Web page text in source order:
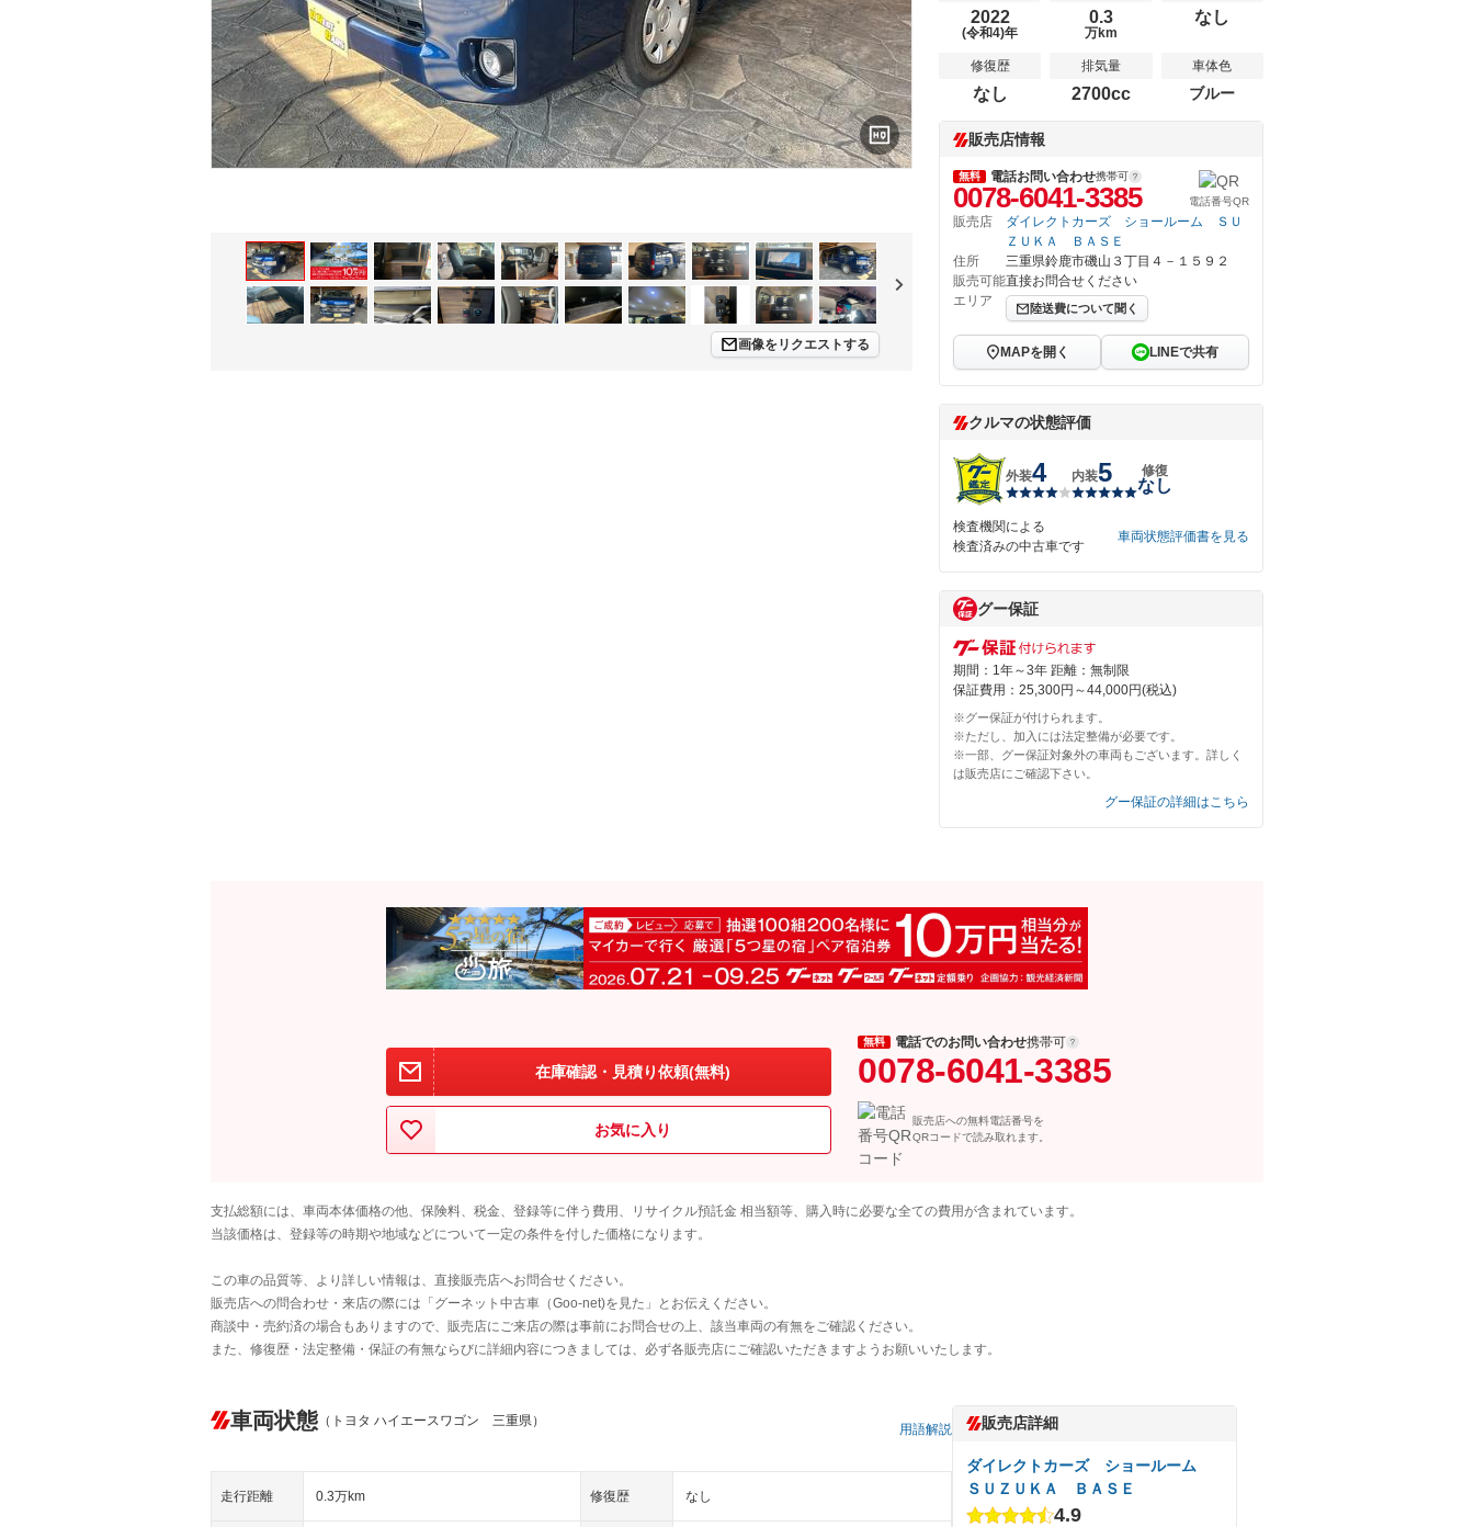
画像をリクエストする
2022
(令和4)年
0.3
万km
なし
修復歴
なし
排気量
2700cc
車体色
ブルー
販売店情報
無料 電話お問い合わせ携帯可
0078-6041-3385 電話番号QR
販売店
ダイレクトカーズ ショールーム ＳＵ
ＺＵＫＡ ＢＡＳＥ
住所
三重県鈴鹿市磯山３丁目４－１５９２
販売可能
エリア
直接お問合せください
陸送費について聞く
MAPを開く LINEで共有
クルマの状態評価
外装4 内装5 修復
なし
検査機関による
検査済みの中古車です
車両状態評価書を見る
グー保証
期間：1年～3年 距離：無制限
保証費用：25,300円～44,000円(税込)
※グー保証が付けられます。
※ただし、加入には法定整備が必要です。
※一部、グー保証対象外の車両もございます。詳しく
は販売店にご確認下さい。
グー保証の詳細はこちら
在庫確認・見積り依頼(無料)
お気に入り
無料 電話でのお問い合わせ携帯可
0078-6041-3385
販売店への無料電話番号を
QRコードで読み取れます。
支払総額には、車両本体価格の他、保険料、税金、登録等に伴う費用、リサイクル預託金 相当額等、購入時に必要な全ての費用が含まれています。
当該価格は、登録等の時期や地域などについて一定の条件を付した価格になります。
この車の品質等、より詳しい情報は、直接販売店へお問合せください。
販売店への問合わせ・来店の際には「グーネット中古車（Goo-net)を見た」とお伝えください。
商談中・売約済の場合もありますので、販売店にご来店の際は事前にお問合せの上、該当車両の有無をご確認ください。
また、修復歴・法定整備・保証の有無ならびに詳細内容につきましては、必ず各販売店にご確認いただきますようお願いいたします。
車両状態 （トヨタ ハイエースワゴン 三重県）
用語解説
走行距離 0.3万km 修復歴 なし
販売店詳細
ダイレクトカーズ ショールーム
ＳＵＺＵＫＡ ＢＡＳＥ
4.9